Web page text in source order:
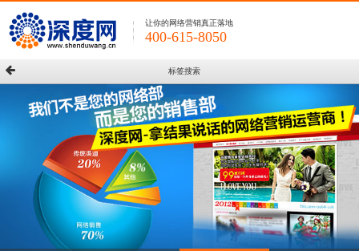
让你的网络营销真正落地
400-615-8050
标签搜索